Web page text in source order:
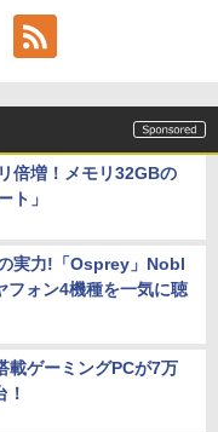
倍増！メモリ32GBの
ト」
実力!「Osprey」Nobl
ォン4機種を一気に聴
載ゲーミングPCが7万